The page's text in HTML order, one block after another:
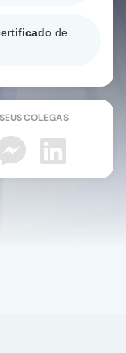
de
COLEGAS